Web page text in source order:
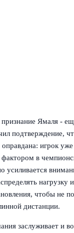
Ямаля -
подтверждение,
игрок
в
усиливается
нагрузку
чтобы не
дистанции.
заслуживает и